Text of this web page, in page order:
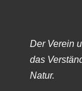
Der Verein
das
Natur.